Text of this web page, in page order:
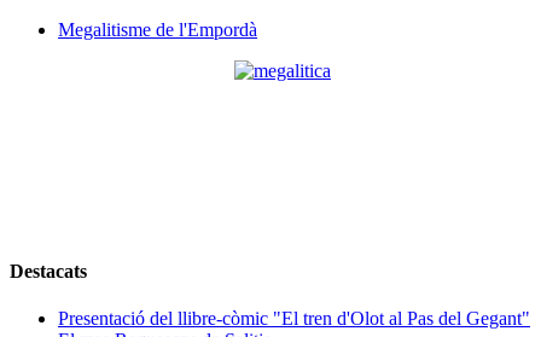
Megalitisme de l'Empordà
Destacats
Presentació del llibre-còmic "El tren d'Olot al Pas del Gegant"